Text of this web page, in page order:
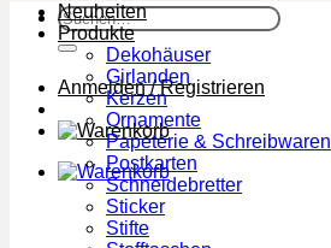
Suchen
nach:
Anmelden / Registrieren
Neuheiten
Produkte
Dekohäuser
Girlanden
Kerzen
Ornamente
Papeterie & Schreibwaren
Postkarten
Schneidebretter
Sticker
Stifte